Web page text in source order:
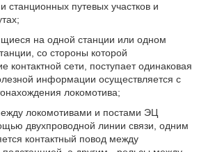
станционных путевых участков и
на одной станции или одном
со стороны которой
контактной сети, поступает одинаковая
информации осуществляется с
локомотива;
локомотивами и постами ЭЦ
двухпроводной линии связи, одним
контактный повод между